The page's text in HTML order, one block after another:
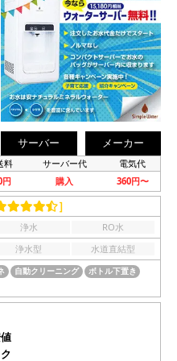
サーバー メーカー
料 サーバー代 電気代
円 購入 360円〜
］
浄水
RO水
浄水型
水道直結型
自動クリーニング
ボトル下置き